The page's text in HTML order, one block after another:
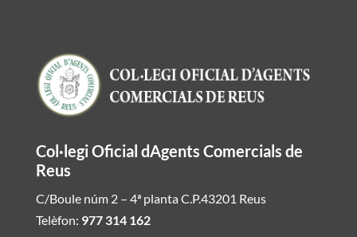
Col·legi Oficial dAgents Comercials de
Reus
C/Boule núm 2 – 4ª planta C.P.43201 Reus
Telèfon: 977 314 162